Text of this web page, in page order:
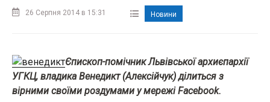
26 Серпня 2014 в 15:31 Новини
Єпископ-помічник Львівської архиєпархії
УГКЦ, владика Венедикт (Алексійчук) ділиться з
вірними своїми роздумами у мережі Facebook.